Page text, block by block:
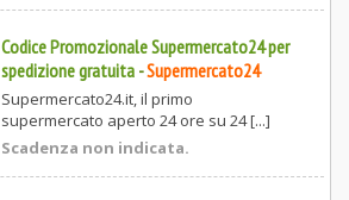
Codice Promozionale Supermercato24 per
spedizione gratuita -Supermercato24
Supermercato24.it, il primo
supermercato aperto 24 ore su 24 [...]
Scadenza non indicata.